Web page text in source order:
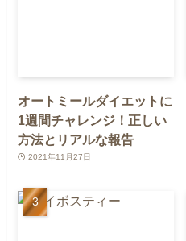
オートミールダイエットに
1週間チャレンジ！正しい
方法とリアルな報告
2021年11月27日